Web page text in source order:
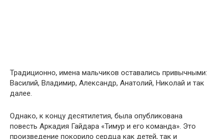
Традиционно, имена мальчиков оставались привычными:
Василий, Владимир, Александр, Анатолий, Николай и так
далее.
Однако, к концу десятилетия, была опубликована
повесть Аркадия Гайдара «Тимур и его команда». Это
произведение покорило сердца как детей, так и